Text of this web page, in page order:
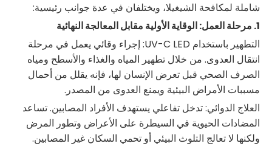
شاملة لمكافحة الشيغيلا، ويختلفان في عدة جوانب رئيسية:
1. مرحلة العمل: الوقاية الأولية مقابل المعالجة النهائية
التطهير باستخدام UV-C LED: إجراء وقائي يعمل في مرحلة
انتقال العدوى. من خلال تطهير المياه والغذاء والأسطح ومياه
الصرف الصحي قبل تعرض الإنسان لها، فإنه يقلل من أحمال
مسببات الأمراض البيئية ويمنع العدوى من المصدر.
العلاج الدوائي: تدخل تفاعلي يستهدف الأفراد المصابين. تساعد
المضادات الحيوية في السيطرة على الأعراض وتطور المرض
ولكنها لا تعالج التلوث البيئي أو تحمي السكان غير المصابين.